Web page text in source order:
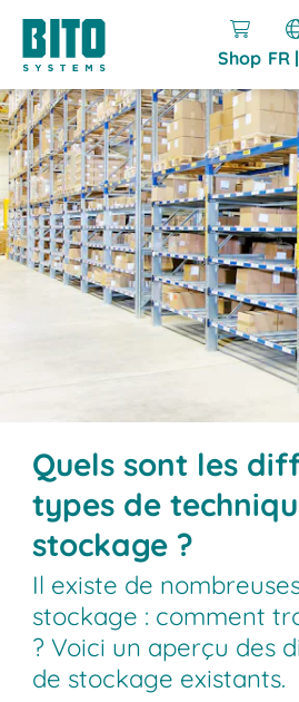
Shop FR
Quels sont les
types de
stockage ?
Il existe de
stockage : comment
? Voici un aperçu des
de stockage existants.